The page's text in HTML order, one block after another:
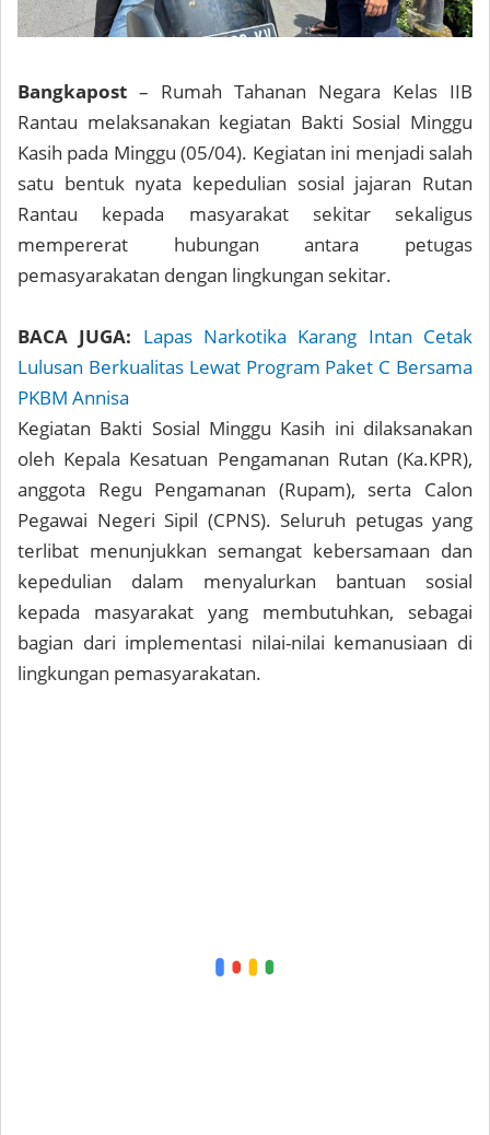
Bangkapost – Rumah Tahanan Negara Kelas IIB
Rantau melaksanakan kegiatan Bakti Sosial Minggu
Kasih pada Minggu (05/04). Kegiatan ini menjadi salah
satu bentuk nyata kepedulian sosial jajaran Rutan
Rantau kepada masyarakat sekitar sekaligus
mempererat hubungan antara petugas
pemasyarakatan dengan lingkungan sekitar.
BACA JUGA: Lapas Narkotika Karang Intan Cetak
Lulusan Berkualitas Lewat Program Paket C Bersama
PKBM Annisa
Kegiatan Bakti Sosial Minggu Kasih ini dilaksanakan
oleh Kepala Kesatuan Pengamanan Rutan (Ka.KPR),
anggota Regu Pengamanan (Rupam), serta Calon
Pegawai Negeri Sipil (CPNS). Seluruh petugas yang
terlibat menunjukkan semangat kebersamaan dan
kepedulian dalam menyalurkan bantuan sosial
kepada masyarakat yang membutuhkan, sebagai
bagian dari implementasi nilai-nilai kemanusiaan di
lingkungan pemasyarakatan.